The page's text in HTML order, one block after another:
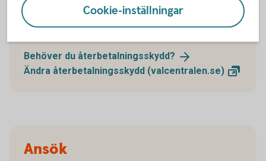
Du kan ändra återbetalningsskydd genom att logga
in hos din valcentral eller använda en blankett.
Behöver du återbetalningsskydd?
Ändra återbetalningsskydd (valcentralen.se)
Ansök
Cookie-inställningar